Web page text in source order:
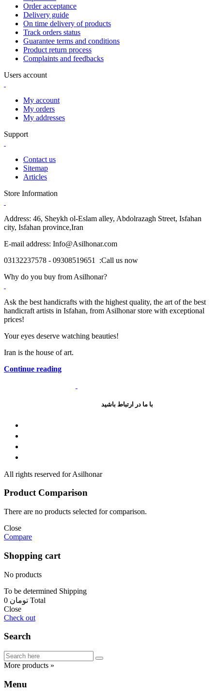
Order acceptance
Delivery guide
On time delivery of products
Track orders status
Guarantee terms and conditions
Product return process
Complaints and feedbacks
Users account
My account
My orders
My addresses
Support
Contact us
Sitemap
Articles
Store Information
Address: 46, Sheykh ol-Eslam alley, Abdolrazagh Street, Isfahan
city, Isfahan province,Iran
E-mail address: Info@Asilhonar.com
03132237578 - 09308519651 :Call us now
Why do you buy from Asilhonar?
Ask the best handicrafts with the highest quality, the art of the best
handicraft artists in Isfahan, from Asilhonar store with exceptional
prices!
Your eyes deserve watching beauties!
Iran is the house of art.
Continue reading
با ما در ارتباط باشید
All rights reserved for Asilhonar
Product Comparison
There are no products selected for comparison.
Close
Compare
Shopping cart
No products
To be determined Shipping
0 تومان Total
Close
Check out
Search
More products »
Menu